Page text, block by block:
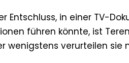
Entschluss, in einer TV-
führen könnte, ist
wenigstens verurteilen sie